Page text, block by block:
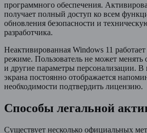
программного обеспечения.
получает полный доступ ко всем
обновления безопасности и
разработчика.
Неактивированная Windows 11
режиме. Пользователь не может менять
и другие параметры персонализации.
экрана постоянно отображается
необходимости подтвердить лицензию.
Способы легальной
Существует несколько официальных